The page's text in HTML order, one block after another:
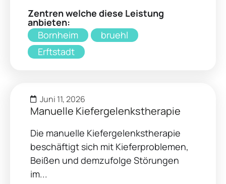
Zentren welche diese Leistung
anbieten:
Bornheim
bruehl
Erftstadt
Juni 11, 2026
Manuelle Kiefergelenkstherapie
Die manuelle Kiefergelenkstherapie
beschäftigt sich mit Kieferproblemen,
Beißen und demzufolge Störungen
im...